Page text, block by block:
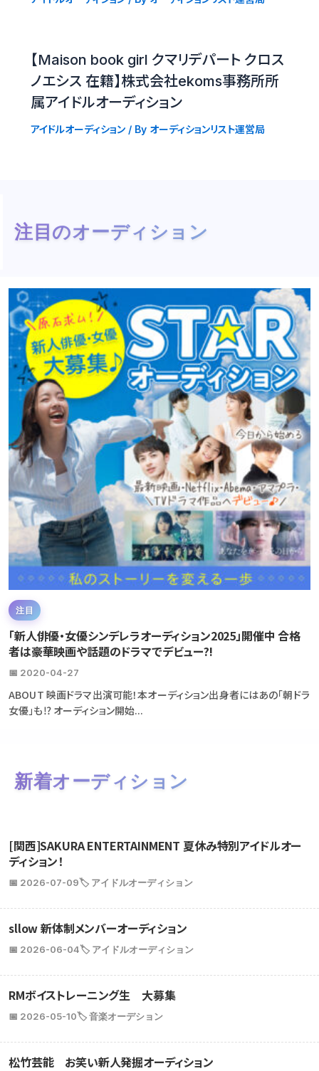
【Maison book girl クマリデパート クロス
ノエシス 在籍】株式会社ekoms事務所所
属アイドルオーディション
アイドルオーディション/ By オーディションリスト運営局
注目のオーディション
注目
「新人俳優・女優シンデレラオーディション2025」開催中 合格
者は豪華映画や話題のドラマでデビュー?!
📅 2020-04-27
ABOUT 映画ドラマ出演可能！本オーディション出身者にはあの「朝ドラ
女優」も⁉ オーディション開始...
新着オーディション
[関西]SAKURA ENTERTAINMENT 夏休み特別アイドルオー
ディション！
📅 2026-07-09🏷️ アイドルオーディション
sllow 新体制メンバーオーディション
📅 2026-06-04🏷️ アイドルオーディション
RMボイストレーニング生 大募集
📅 2026-05-10🏷️ 音楽オーデション
松竹芸能 お笑い新人発掘オーディション